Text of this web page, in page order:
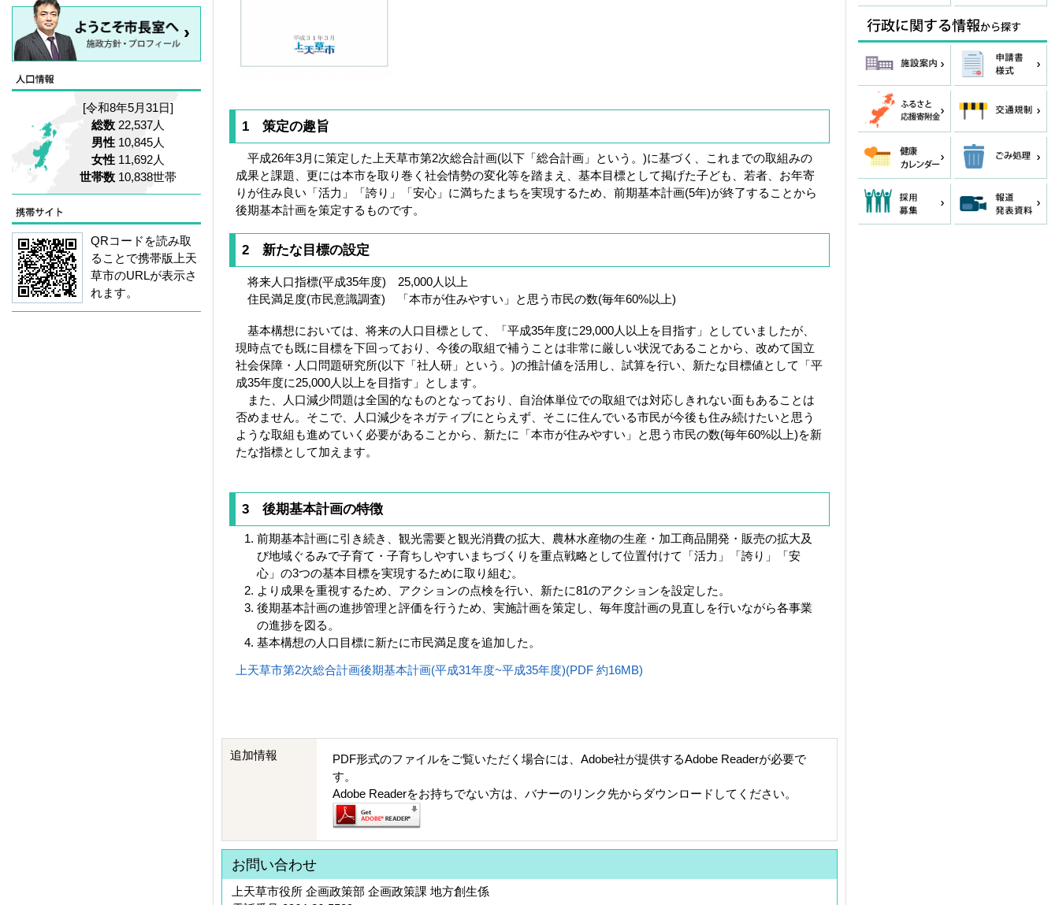
1 策定の趣旨
平成26年3月に策定した上天草市第2次総合計画(以下「総合計画」という。)に基づく、これまでの取組みの
成果と課題、更には本市を取り巻く社会情勢の変化等を踏まえ、基本目標として掲げた子ども、若者、お年寄
りが住み良い「活力」「誇り」「安心」に満ちたまちを実現するため、前期基本計画(5年)が終了することから
後期基本計画を策定するものです。
2 新たな目標の設定
将来人口指標(平成35年度) 25,000人以上
住民満足度(市民意識調査) 「本市が住みやすい」と思う市民の数(毎年60%以上)
基本構想においては、将来の人口目標として、「平成35年度に29,000人以上を目指す」としていましたが、
現時点でも既に目標を下回っており、今後の取組で補うことは非常に厳しい状況であることから、改めて国立
社会保障・人口問題研究所(以下「社人研」という。)の推計値を活用し、試算を行い、新たな目標値として「平
成35年度に25,000人以上を目指す」とします。
また、人口減少問題は全国的なものとなっており、自治体単位での取組では対応しきれない面もあることは
否めません。そこで、人口減少をネガティブにとらえず、そこに住んでいる市民が今後も住み続けたいと思う
ような取組も進めていく必要があることから、新たに「本市が住みやすい」と思う市民の数(毎年60%以上)を新
たな指標として加えます。
3 後期基本計画の特徴
前期基本計画に引き続き、観光需要と観光消費の拡大、農林水産物の生産・加工商品開発・販売の拡大及
び地域ぐるみで子育て・子育ちしやすいまちづくりを重点戦略として位置付けて「活力」「誇り」「安
心」の3つの基本目標を実現するために取り組む。
より成果を重視するため、アクションの点検を行い、新たに81のアクションを設定した。
後期基本計画の進捗管理と評価を行うため、実施計画を策定し、毎年度計画の見直しを行いながら各事業
の進捗を図る。
基本構想の人口目標に新たに市民満足度を追加した。
上天草市第2次総合計画後期基本計画(平成31年度~平成35年度)(PDF 約16MB)
追加情報
PDF形式のファイルをご覧いただく場合には、Adobe社が提供するAdobe Readerが必要で
す。
Adobe Readerをお持ちでない方は、バナーのリンク先からダウンロードしてください。
お問い合わせ
上天草市役所 企画政策部 企画政策課 地方創生係
[令和8年5月31日]
総数 22,537人
男性 10,845人
女性 11,692人
世帯数 10,838世帯
QRコードを読み取
ることで携帯版上天
草市のURLが表示さ
れます。